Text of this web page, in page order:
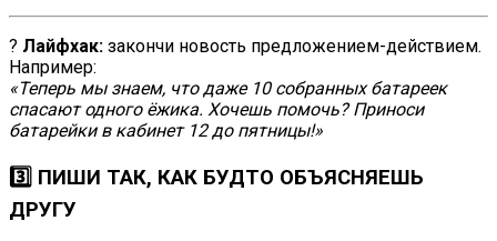
? Лайфхак: закончи новость предложением-действием.
Например:
«Теперь мы знаем, что даже 10 собранных батареек
спасают одного ёжика. Хочешь помочь? Приноси
батарейки в кабинет 12 до пятницы!»
3️⃣ ПИШИ ТАК, КАК БУДТО ОБЪЯСНЯЕШЬ
ДРУГУ